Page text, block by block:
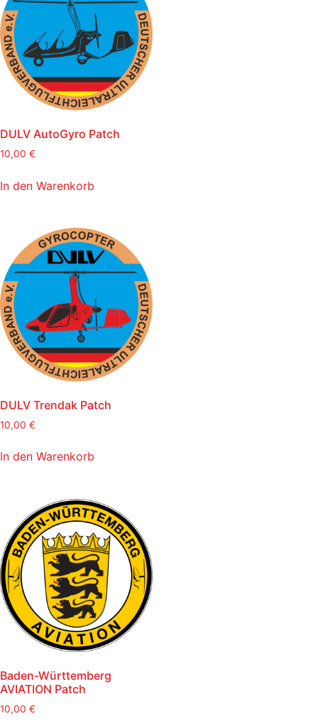
DULV AutoGyro Patch
10,00 €
In den Warenkorb
DULV Trendak Patch
10,00 €
In den Warenkorb
Baden-Württemberg
AVIATION Patch
10,00 €